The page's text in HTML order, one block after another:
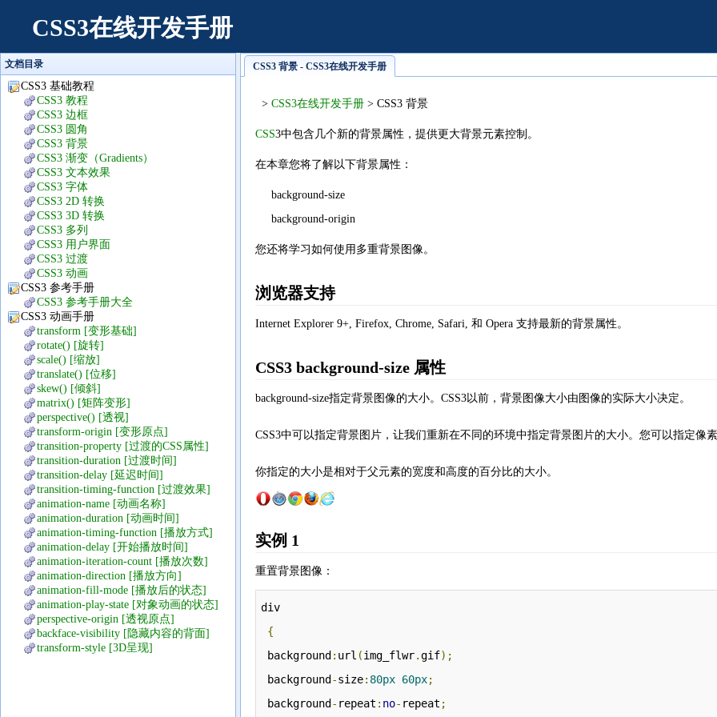
CSS3在线开发手册
文档目录
CSS3 基础教程
CSS3 教程
CSS3 边框
CSS3 圆角
CSS3 背景
CSS3 渐变（Gradients）
CSS3 文本效果
CSS3 字体
CSS3 2D 转换
CSS3 3D 转换
CSS3 多列
CSS3 用户界面
CSS3 过渡
CSS3 动画
CSS3 参考手册
CSS3 参考手册大全
CSS3 动画手册
transform [变形基础]
rotate() [旋转]
scale() [缩放]
translate() [位移]
skew() [倾斜]
matrix() [矩阵变形]
perspective() [透视]
transform-origin [变形原点]
transition-property [过渡的CSS属性]
transition-duration [过渡时间]
transition-delay [延迟时间]
transition-timing-function [过渡效果]
animation-name [动画名称]
animation-duration [动画时间]
animation-timing-function [播放方式]
animation-delay [开始播放时间]
animation-iteration-count [播放次数]
animation-direction [播放方向]
animation-fill-mode [播放后的状态]
animation-play-state [对象动画的状态]
perspective-origin [透视原点]
backface-visibility [隐藏内容的背面]
transform-style [3D呈现]
CSS3 背景 - CSS3在线开发手册
> CSS3在线开发手册 > CSS3 背景
CSS3中包含几个新的背景属性，提供更大背景元素控制。
在本章您将了解以下背景属性：
background-size
background-origin
您还将学习如何使用多重背景图像。
浏览器支持
Internet Explorer 9+, Firefox, Chrome, Safari, 和 Opera 支持最新的背景属性。
CSS3 background-size 属性
background-size指定背景图像的大小。CSS3以前，背景图像大小由图像的实际大小决定。
CSS3中可以指定背景图片，让我们重新在不同的环境中指定背景图片的大小。您可以指定像素
你指定的大小是相对于父元素的宽度和高度的百分比的大小。
实例 1
重置背景图像：
div
{
background : url (img_flwr.gif);
background -size: 80px 60px;
background - repeat : no- repeat ;